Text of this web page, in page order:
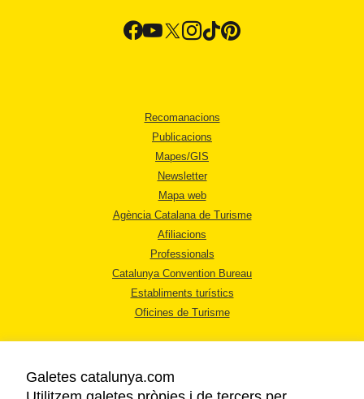
Recomanacions
Publicacions
Mapes/GIS
Newsletter
Mapa web
Agència Catalana de Turisme
Afiliacions
Professionals
Catalunya Convention Bureau
Establiments turístics
Oficines de Turisme
Galetes catalunya.com